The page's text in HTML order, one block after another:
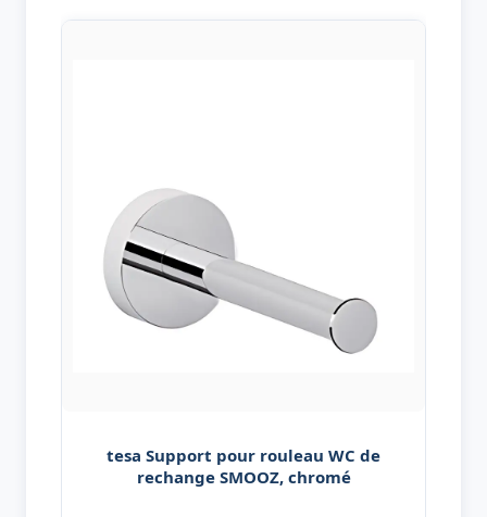
tesa Support pour rouleau WC de
rechange SMOOZ, chromé